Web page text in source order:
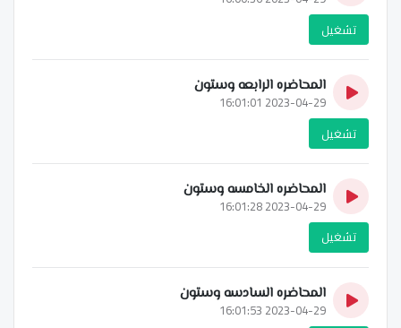
تشغيل
المحاضره الرابعه وستون
2023-04-29 16:01:01
تشغيل
المحاضره الخامسه وستون
2023-04-29 16:01:28
تشغيل
المحاضره السادسه وستون
2023-04-29 16:01:53